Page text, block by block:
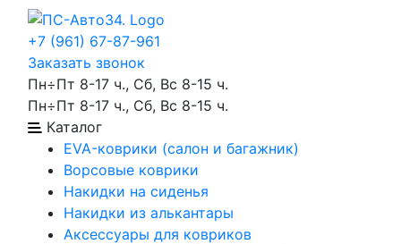
+7 (961) 67-87-961
Заказать звонок
Пн÷Пт 8-17 ч., Сб, Вс 8-15 ч.
Пн÷Пт 8-17 ч., Сб, Вс 8-15 ч.
Каталог
EVA-коврики (салон и багажник)
Ворсовые коврики
Накидки на сиденья
Накидки из алькантары
Аксессуары для ковриков